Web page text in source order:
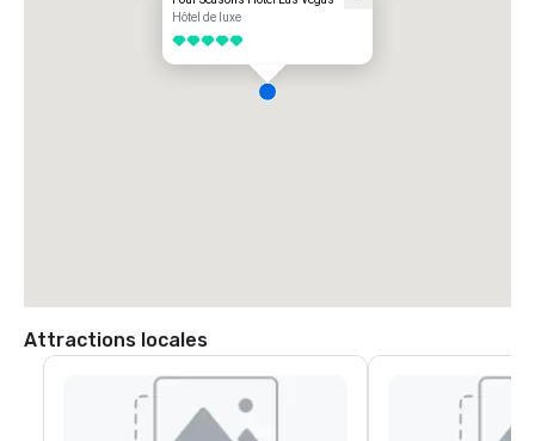
Hôtel de luxe
5 sur 5
Attractions locales